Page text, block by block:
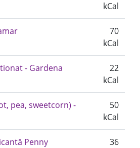
kCal
70
kCal
- Gardena
22
kCal
pea, sweetcorn) -
50
kCal
Penny
36